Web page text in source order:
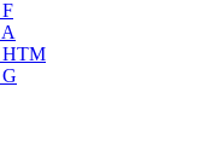
Α
HTM